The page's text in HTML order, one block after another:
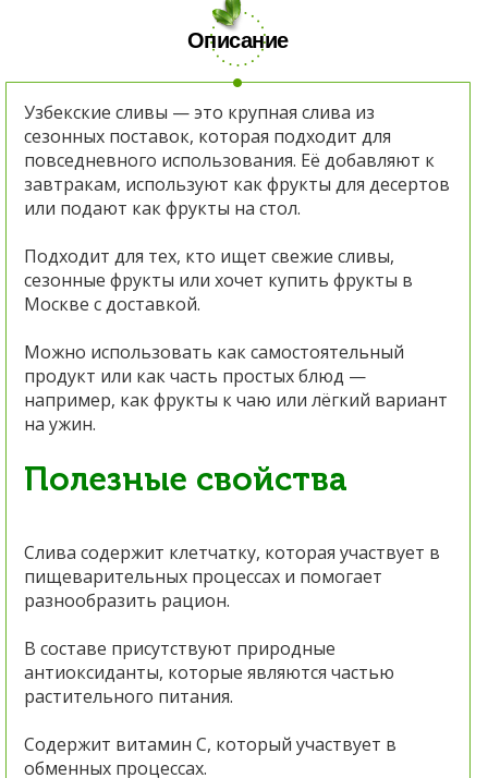
Описание
Узбекские сливы — это крупная слива из
сезонных поставок, которая подходит для
повседневного использования. Её добавляют к
завтракам, используют как фрукты для десертов
или подают как фрукты на стол.
Подходит для тех, кто ищет свежие сливы,
сезонные фрукты или хочет купить фрукты в
Москве с доставкой.
Можно использовать как самостоятельный
продукт или как часть простых блюд —
например, как фрукты к чаю или лёгкий вариант
на ужин.
Полезные свойства
Слива содержит клетчатку, которая участвует в
пищеварительных процессах и помогает
разнообразить рацион.
В составе присутствуют природные
антиоксиданты, которые являются частью
растительного питания.
Содержит витамин C, который участвует в
обменных процессах.